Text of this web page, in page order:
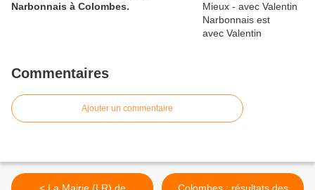
Narbonnais à Colombes.
Commentaires
Ajouter un commentaire